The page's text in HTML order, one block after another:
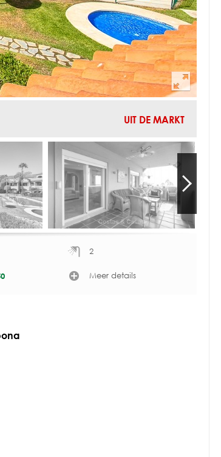
UIT DE MARKT
2
Meer details